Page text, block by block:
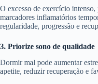
O excesso de exercício
marcadores inflamatórios
regularidade, progressão e
3. Priorize sono de qualidade
Dormir mal pode aumentar
apetite, reduzir recuperação e